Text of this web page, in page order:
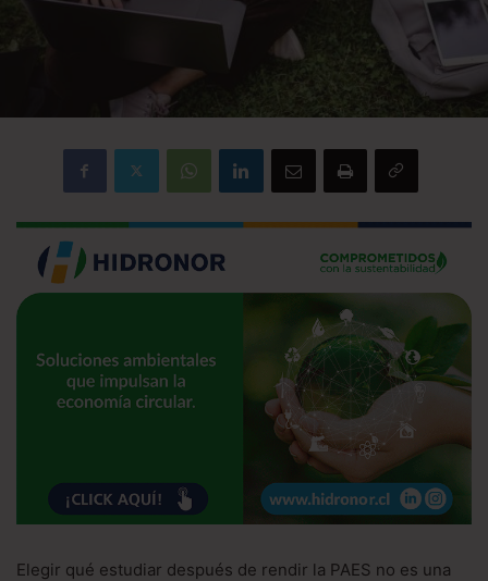
Elegir qué estudiar después de rendir la PAES no es una